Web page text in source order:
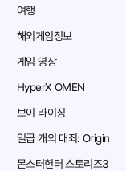
여행
해외게임정보
게임 영상
HyperX OMEN
브이 라이징
일곱 개의 대죄: Origin
몬스터헌터 스토리즈3